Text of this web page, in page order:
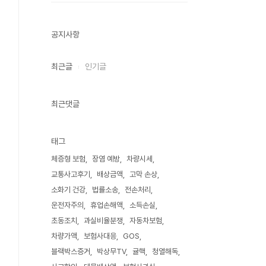
공지사항
최근글 인기글
최근댓글
태그
체증형 보험 장염 예방
차량시세
교통사고후기
배상금액
고막 손상
소화기 건강
법률소송
전손처리
운전자주의
휴업손해액
소득손실
초동조치
과실비율분쟁
자동차보험
차량가액
보험사대응
GOS
블랙박스증거
박상무TV 귤핵
청열해독